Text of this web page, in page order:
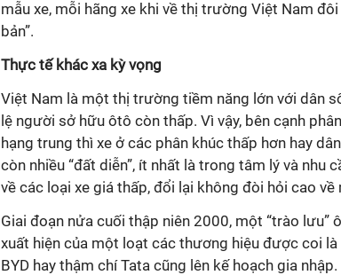
mẫu xe, mỗi hãng xe khi về thị trường Việt Nam
bản”.
Thực tế khác xa kỳ vọng
Việt Nam là một thị trường tiềm năng lớn với dân
lệ người sở hữu ôtô còn thấp. Vì vậy, bên cạnh
hạng trung thì xe ở các phân khúc thấp hơn hay
còn nhiều “đất diễn”, ít nhất là trong tâm lý và nhu
về các loại xe giá thấp, đổi lại không đòi hỏi cao
Giai đoạn nửa cuối thập niên 2000, một “trào lưu”
xuất hiện của một loạt các thương hiệu được coi là
BYD hay thậm chí Tata cũng lên kế hoạch gia nhập.